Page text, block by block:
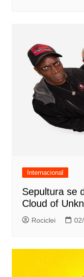
Internacional
Sepultura se
Cloud of
Rociclei